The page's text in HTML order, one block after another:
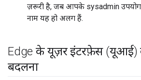
ज़रूरी है, जब आपके sysadmin
नाम यह हो अलग हैं.
Edge के यूज़र इंटरफ़ेस (यूआई)
बदलना